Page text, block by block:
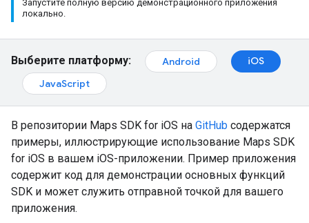
Запустите полную версию демонстрационного приложения
локально.
Выберите платформу: Android
iOS
JavaScript
В репозитории Maps SDK for iOS на GitHub содержатся
примеры, иллюстрирующие использование Maps SDK
for iOS в вашем iOS-приложении. Пример приложения
содержит код для демонстрации основных функций
SDK и может служить отправной точкой для вашего
приложения.